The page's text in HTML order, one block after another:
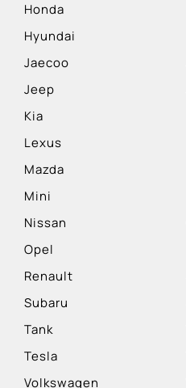
Honda
Hyundai
Jaecoo
Jeep
Kia
Lexus
Mazda
Mini
Nissan
Opel
Renault
Subaru
Tank
Tesla
Volkswagen